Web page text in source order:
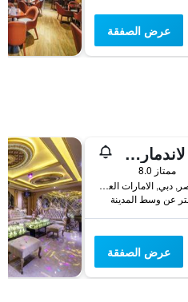
عرض الصفقة
فندق لاندمارك بلازا
ممتاز 8.0
ساحة النصر, دبي, الامارات العربية المتحدة
عرض الصفقة